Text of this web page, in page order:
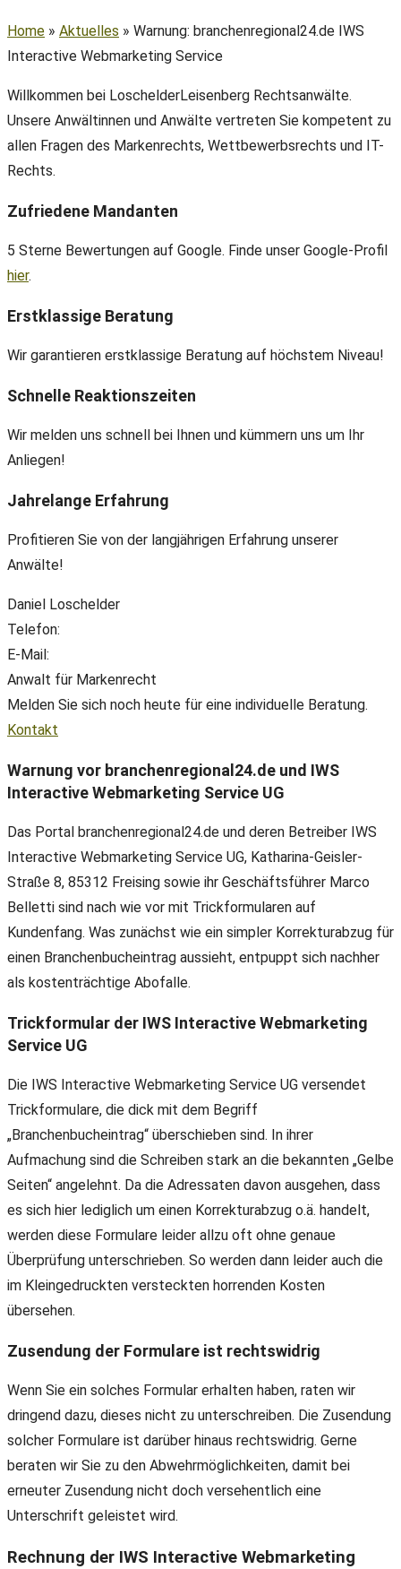
Home » Aktuelles » Warnung: branchenregional24.de IWS
Interactive Webmarketing Service
Willkommen bei LoschelderLeisenberg Rechtsanwälte.
Unsere Anwältinnen und Anwälte vertreten Sie kompetent zu
allen Fragen des Markenrechts, Wettbewerbsrechts und IT-
Rechts.
Zufriedene Mandanten
5 Sterne Bewertungen auf Google. Finde unser Google-Profil
hier.
Erstklassige Beratung
Wir garantieren erstklassige Beratung auf höchstem Niveau!
Schnelle Reaktionszeiten
Wir melden uns schnell bei Ihnen und kümmern uns um Ihr
Anliegen!
Jahrelange Erfahrung
Profitieren Sie von der langjährigen Erfahrung unserer
Anwälte!
Daniel Loschelder
Telefon:
E-Mail:
Anwalt für Markenrecht
Melden Sie sich noch heute für eine individuelle Beratung.
Kontakt
Warnung vor branchenregional24.de und IWS
Interactive Webmarketing Service UG
Das Portal branchenregional24.de und deren Betreiber IWS
Interactive Webmarketing Service UG, Katharina-Geisler-
Straße 8, 85312 Freising sowie ihr Geschäftsführer Marco
Belletti sind nach wie vor mit Trickformularen auf
Kundenfang. Was zunächst wie ein simpler Korrekturabzug für
einen Branchenbucheintrag aussieht, entpuppt sich nachher
als kostenträchtige Abofalle.
Trickformular der IWS Interactive Webmarketing
Service UG
Die IWS Interactive Webmarketing Service UG versendet
Trickformulare, die dick mit dem Begriff
„Branchenbucheintrag“ überschieben sind. In ihrer
Aufmachung sind die Schreiben stark an die bekannten „Gelbe
Seiten“ angelehnt. Da die Adressaten davon ausgehen, dass
es sich hier lediglich um einen Korrekturabzug o.ä. handelt,
werden diese Formulare leider allzu oft ohne genaue
Überprüfung unterschrieben. So werden dann leider auch die
im Kleingedruckten versteckten horrenden Kosten
übersehen.
Zusendung der Formulare ist rechtswidrig
Wenn Sie ein solches Formular erhalten haben, raten wir
dringend dazu, dieses nicht zu unterschreiben. Die Zusendung
solcher Formulare ist darüber hinaus rechtswidrig. Gerne
beraten wir Sie zu den Abwehrmöglichkeiten, damit bei
erneuter Zusendung nicht doch versehentlich eine
Unterschrift geleistet wird.
Rechnung der IWS Interactive Webmarketing